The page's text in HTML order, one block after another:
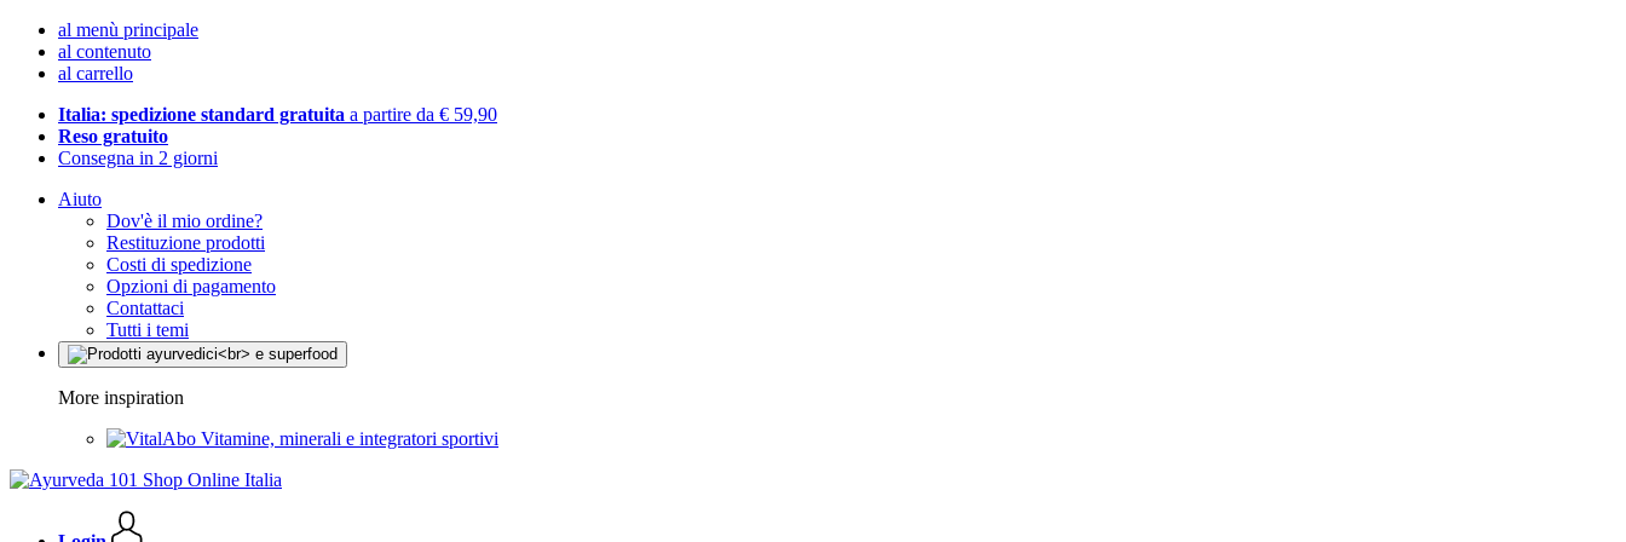
al menù principale
al contenuto
al carrello
Italia: spedizione standard gratuita a partire da € 59,90
Reso gratuito
Consegna in 2 giorni
Aiuto
Dov'è il mio ordine?
Restituzione prodotti
Costi di spedizione
Opzioni di pagamento
Contattaci
Tutti i temi
More inspiration
Vitamine, minerali e integratori sportivi